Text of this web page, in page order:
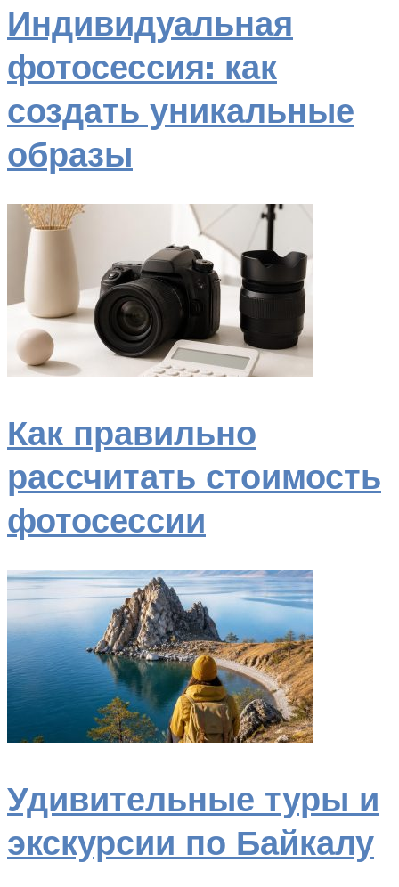
Индивидуальная
фотосессия: как
создать уникальные
образы
Как правильно
рассчитать стоимость
фотосессии
Удивительные туры и
экскурсии по Байкалу